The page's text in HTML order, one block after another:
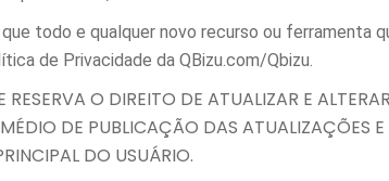
todo e qualquer novo recurso ou ferramenta
de Privacidade da QBizu.com/Qbizu.
O DIREITO DE ATUALIZAR E
DE PUBLICAÇÃO DAS ATUALIZAÇÕES
DO USUÁRIO.